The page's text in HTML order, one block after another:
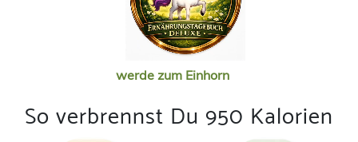
werde zum Einhorn
So verbrennst Du 950 Kalorien